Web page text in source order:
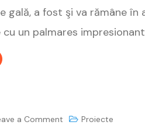
gală, a fost şi va rămâne
un palmares
a Comment Proiecte